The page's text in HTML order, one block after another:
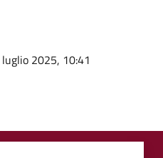
luglio 2025, 10:41